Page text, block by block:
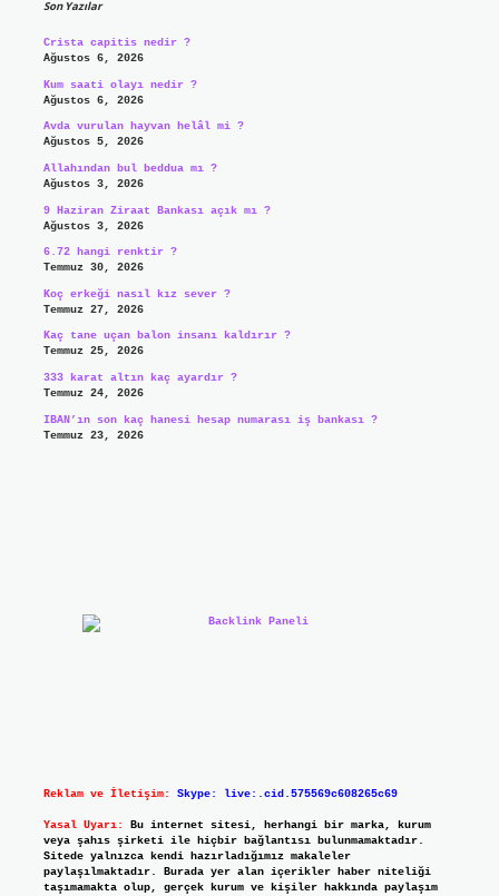
Son Yazılar
Crista capitis nedir ?
Ağustos 6, 2026
Kum saati olayı nedir ?
Ağustos 6, 2026
Avda vurulan hayvan helâl mi ?
Ağustos 5, 2026
Allahından bul beddua mı ?
Ağustos 3, 2026
9 Haziran Ziraat Bankası açık mı ?
Ağustos 3, 2026
6.72 hangi renktir ?
Temmuz 30, 2026
Koç erkeği nasıl kız sever ?
Temmuz 27, 2026
Kaç tane uçan balon insanı kaldırır ?
Temmuz 25, 2026
333 karat altın kaç ayardır ?
Temmuz 24, 2026
IBAN’ın son kaç hanesi hesap numarası iş bankası ?
Temmuz 23, 2026
Reklam ve İletişim: Skype: live:.cid.575569c608265c69
Yasal Uyarı:
Bu internet sitesi, herhangi bir marka, kurum
veya şahıs şirketi ile hiçbir bağlantısı bulunmamaktadır.
Sitede yalnızca kendi hazırladığımız makaleler
paylaşılmaktadır. Burada yer alan içerikler haber niteliği
taşımamakta olup, gerçek kurum ve kişiler hakkında paylaşım